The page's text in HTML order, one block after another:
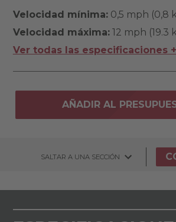
Velocidad mínima:0,5 mph (0,8
Velocidad máxima:12 mph (19.3
Ver todas las especificaciones +
AÑADIR AL
SALTAR A UNA SECCIÓN